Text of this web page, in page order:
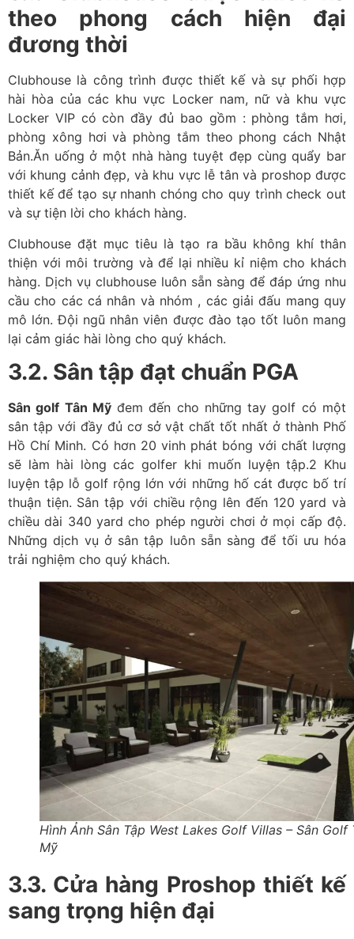
theo phong cách hiện đại
đương thời
Clubhouse là công trình được thiết kế và sự phối hợp
hài hòa của các khu vực Locker nam, nữ và khu vực
Locker VIP có còn đầy đủ bao gồm : phòng tắm hơi,
phòng xông hơi và phòng tắm theo phong cách Nhật
Bản.Ăn uống ở một nhà hàng tuyệt đẹp cùng quẩy bar
với khung cảnh đẹp, và khu vực lễ tân và proshop được
thiết kế để tạo sự nhanh chóng cho quy trình check out
và sự tiện lời cho khách hàng.
Clubhouse đặt mục tiêu là tạo ra bầu không khí thân
thiện với môi trường và để lại nhiều kỉ niệm cho khách
hàng. Dịch vụ clubhouse luôn sẵn sàng để đáp ứng nhu
cầu cho các cá nhân và nhóm , các giải đấu mang quy
mô lớn. Đội ngũ nhân viên được đào tạo tốt luôn mang
lại cảm giác hài lòng cho quý khách.
3.2. Sân tập đạt chuẩn PGA
Sân golf Tân Mỹ đem đến cho những tay golf có một
sân tập với đầy đủ cơ sở vật chất tốt nhất ở thành Phố
Hồ Chí Minh. Có hơn 20 vinh phát bóng với chất lượng
sẽ làm hài lòng các golfer khi muốn luyện tập.2 Khu
luyện tập lỗ golf rộng lớn với những hố cát được bố trí
thuận tiện. Sân tập với chiều rộng lên đến 120 yard và
chiều dài 340 yard cho phép người chơi ở mọi cấp độ.
Những dịch vụ ở sân tập luôn sẵn sàng để tối ưu hóa
trải nghiệm cho quý khách.
Hình Ảnh Sân Tập West Lakes Golf Villas – Sân Golf
Mỹ
3.3. Cửa hàng Proshop thiết kế
sang trọng hiện đại